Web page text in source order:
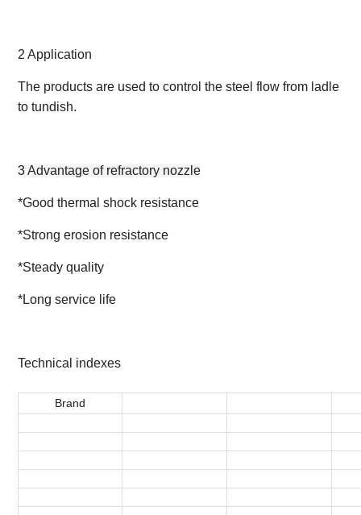
2 Application
The products are used to control the steel flow from ladle
to tundish.
3 Advantage of refractory nozzle
*Good thermal shock resistance
*Strong erosion resistance
*Steady quality
*Long service life
Technical indexes
Brand